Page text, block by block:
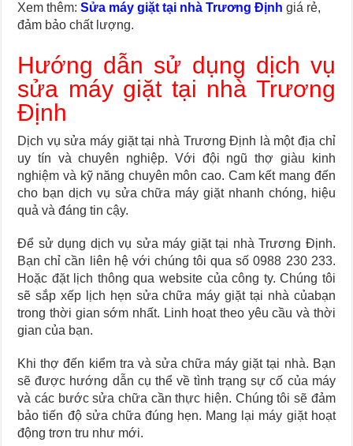
Xem thêm:Sửa máy giặt tại nhà Trương Định giá rẻ,
đảm bảo chất lượng.
Hướng dẫn sử dụng dịch vụ
sửa máy giặt tại nhà Trương
Định
Dịch vụ sửa máy giặt tại nhà Trương Định là một địa chỉ
uy tín và chuyên nghiệp. Với đội ngũ thợ giàu kinh
nghiệm và kỹ năng chuyên môn cao. Cam kết mang đến
cho bạn dịch vụ sửa chữa máy giặt nhanh chóng, hiệu
quả và đáng tin cậy.
Để sử dụng dịch vụ sửa máy giặt tại nhà Trương Định.
Bạn chỉ cần liên hệ với chúng tôi qua số 0988 230 233.
Hoặc đặt lịch thông qua website của công ty. Chúng tôi
sẽ sắp xếp lịch hẹn sửa chữa máy giặt tại nhà củabạn
trong thời gian sớm nhất. Linh hoạt theo yêu cầu và thời
gian của bạn.
Khi thợ đến kiểm tra và sửa chữa máy giặt tại nhà. Bạn
sẽ được hướng dẫn cụ thể về tình trạng sự cố của máy
và các bước sửa chữa cần thực hiện. Chúng tôi sẽ đảm
bảo tiến độ sửa chữa đúng hẹn. Mang lại máy giặt hoạt
động trơn tru như mới.